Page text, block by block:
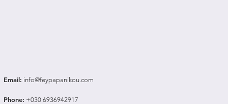
Email: info@feypapanikou.com
Phone: +030 6936942917